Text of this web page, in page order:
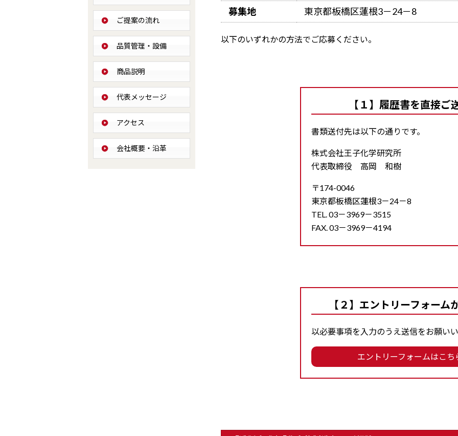
募集地
東京都板橋区蓮根3－24－8
以下のいずれかの方法でご応募ください。
【１】履歴書を直接ご
書類送付先は以下の通りです。
株式会社王子化学研究所
代表取締役 高岡 和樹
〒174-0046
東京都板橋区蓮根3－24－8
TEL. 03－3969－3515
FAX. 03－3969－4194
【２】エントリーフォーム
以必要事項を入力のうえ送信をお願い
エントリーフォームはこち
ご提案の流れ
品質管理・設備
商品説明
代表メッセージ
アクセス
会社概要・沿革